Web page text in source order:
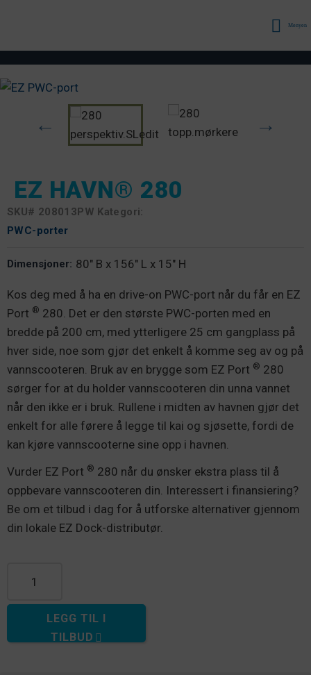
Menyen
EZ HAVN® 280
SKU# 208013PW Kategori:
PWC-porter
Dimensjoner: 80" B x 156" L x 15" H
Kos deg med å ha en drive-on PWC-port når du får en EZ
Port ® 280. Det er den største PWC-porten med en
bredde på 200 cm, med ytterligere 25 cm gangplass på
hver side, noe som gjør det enkelt å komme seg av og på
vannscooteren. Bruk av en brygge som EZ Port ® 280
sørger for at du holder vannscooteren din unna vannet
når den ikke er i bruk. Rullene i midten av havnen gjør det
enkelt for alle førere å legge til kai og sjøsette, fordi de
kan kjøre vannscooterne sine opp i havnen.
Vurder EZ Port ® 280 når du ønsker ekstra plass til å
oppbevare vannscooteren din. Interessert i finansiering?
Be om et tilbud i dag for å utforske alternativer gjennom
din lokale EZ Dock-distributør.
LEGG TIL I
TILBUD